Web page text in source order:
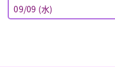
09/09 (水)